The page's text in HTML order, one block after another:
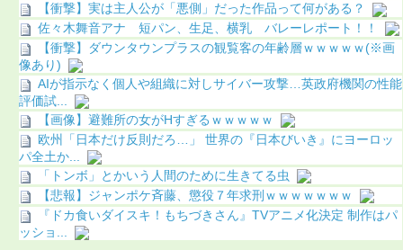
【衝撃】実は主人公が「悪側」だった作品って何がある？
佐々木舞音アナ 短パン、生足、横乳 バレーレポート！！
【衝撃】ダウンタウンプラスの観覧客の年齢層ｗｗｗｗｗ(※画
像あり)
AIが指示なく個人や組織に対しサイバー攻撃…英政府機関の性能
評価試...
【画像】避難所の女がHすぎるｗｗｗｗｗ
欧州「日本だけ反則だろ…」 世界の『日本びいき』にヨーロッ
パ全土か...
「トンボ」とかいう人間のために生きてる虫
【悲報】ジャンポケ斉藤、懲役７年求刑ｗｗｗｗｗｗｗ
『ドカ食いダイスキ！もちづきさん』TVアニメ化決定 制作はパ
ッショ...